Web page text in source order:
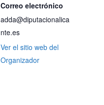
Correo electrónico
adda@diputacionalica
nte.es
Ver el sitio web del
Organizador